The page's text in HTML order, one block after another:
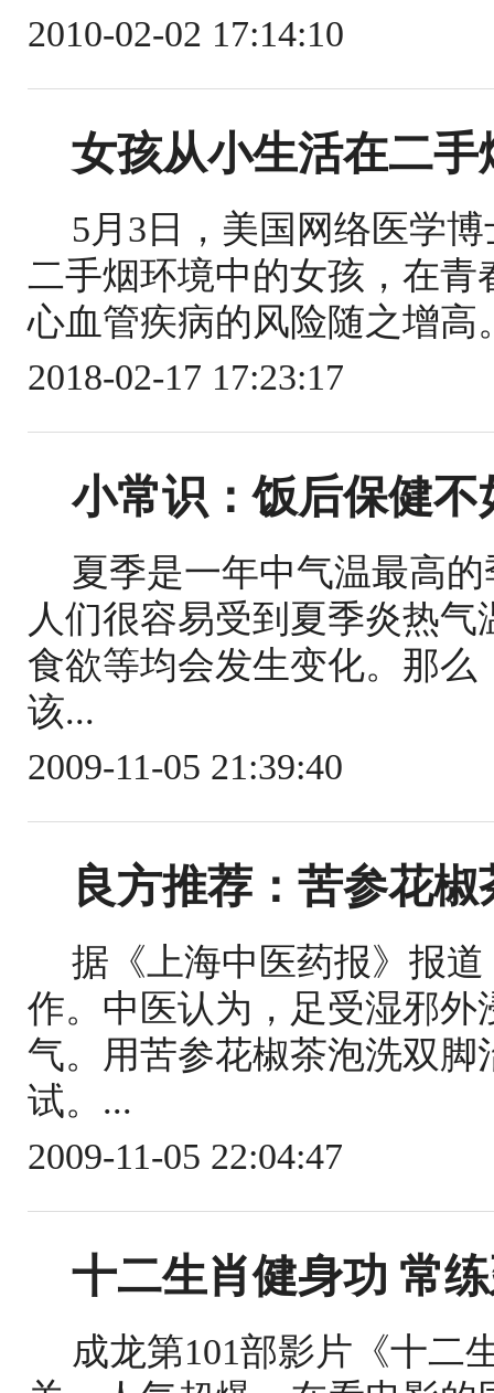
2010-02-02 17:14:10
女孩从小生活在二
5月3日，美国网络医学
二手烟环境中的女孩，在
心血管疾病的风险随之增
2018-02-17 17:23:17
小常识：饭后保健不
夏季是一年中气温最高
人们很容易受到夏季炎热
食欲等均会发生变化。那
该...
2009-11-05 21:39:40
良方推荐：苦参花
据《上海中医药报》报
作。中医认为，足受湿邪
气。用苦参花椒茶泡洗双
试。...
2009-11-05 22:04:47
十二生肖健身功 常
成龙第101部影片《十二